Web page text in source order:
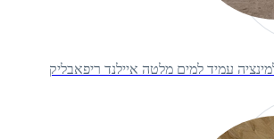
עמיד למים מלטה איילנד ריפאבליק